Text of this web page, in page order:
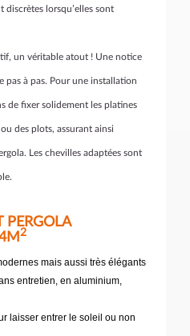
lorsqu’elles sont
un véritable atout ! Une notice
pas à pas. Pour une installation
de fixer solidement les platines
des plots, assurant ainsi
Les chevilles adaptées sont
PERGOLA
2
mais aussi très élégants
entretien, en aluminium,
laisser entrer le soleil ou non